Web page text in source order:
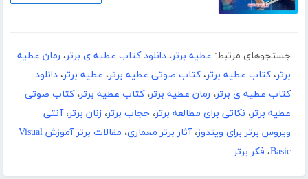
جستجوهای مرتبط: عطیه برتر، دانلود کتاب عطیه ی برتر، رمان عطیه
برتر،کتاب عطیه برتر،کتاب صوتی عطیه برتر، عطیه برتر، دانلود
کتاب عطیه ی برتر، رمان عطیه برتر،کتاب عطیه برتر،کتاب صوتی
عطیه برتر، نکاتی برای مطالعه برتر، حجاب برتر، زنان برتر،آنتی
ویروس برتر برای ویندوز،آثار برتر معماری،
مقالات برتر آموزش Visual
Basic، فکر برتر